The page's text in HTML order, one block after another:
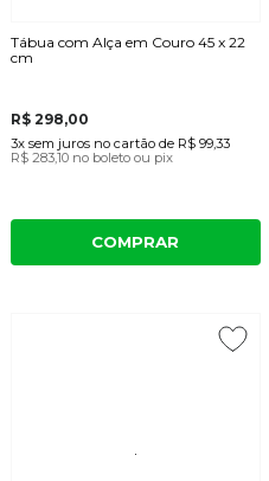
Tábua com Alça em Couro 45 x 22
cm
R$ 298,00
3x sem juros no cartãode R$ 99,33
R$ 283,10 no boleto ou pix
COMPRAR